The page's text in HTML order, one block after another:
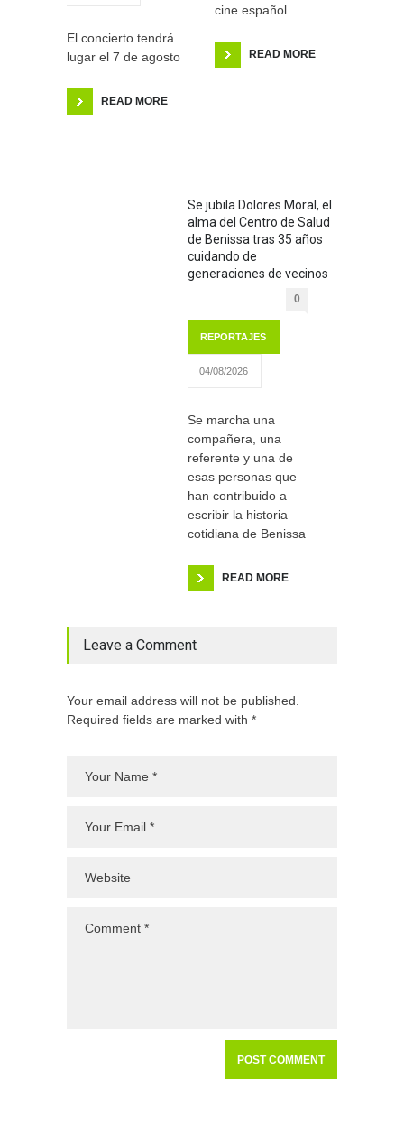
El concierto tendrá
lugar el 7 de agosto
READ MORE
cine español
READ MORE
Se jubila Dolores Moral, el
alma del Centro de Salud
de Benissa tras 35 años
cuidando de
generaciones de vecinos
0
REPORTAJES
04/08/2026
Se marcha una
compañera, una
referente y una de
esas personas que
han contribuido a
escribir la historia
cotidiana de Benissa
READ MORE
Leave a Comment
Your email address will not be published.
Required fields are marked with *